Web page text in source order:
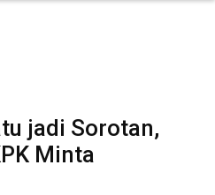
jadi Sorotan,
Minta